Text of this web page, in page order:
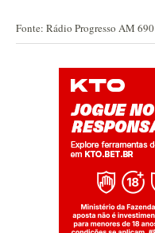
Fonte: Rádio Progresso AM 690